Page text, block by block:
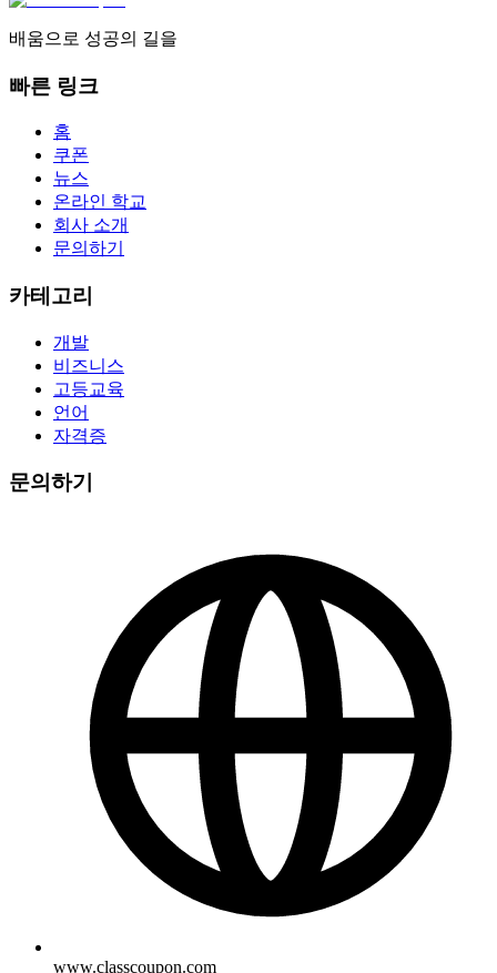
배움으로 성공의 길을
빠른 링크
홈
쿠폰
뉴스
온라인 학교
회사 소개
문의하기
카테고리
개발
비즈니스
고등교육
언어
자격증
문의하기
www.classcoupon.com